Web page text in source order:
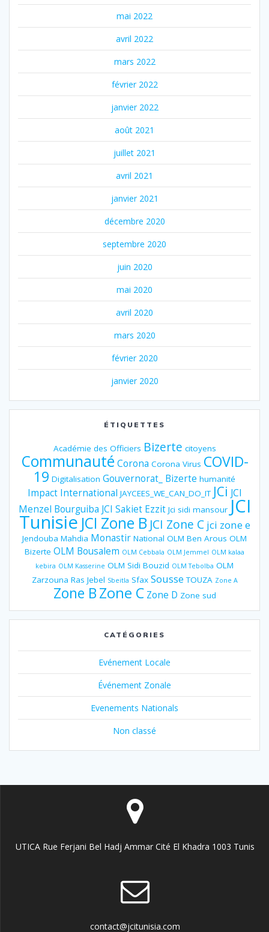
mai 2022
avril 2022
mars 2022
février 2022
janvier 2022
août 2021
juillet 2021
avril 2021
janvier 2021
décembre 2020
septembre 2020
juin 2020
mai 2020
avril 2020
mars 2020
février 2020
janvier 2020
ÉTIQUETTES
Académie des Officiers Bizerte citoyens
Communauté Corona Corona Virus COVID-
19 Digitalisation Gouvernorat_ Bizerte humanité
Impact International JAYCEES_WE_CAN_DO_IT JCi JCI
Menzel Bourguiba JCI Sakiet Ezzit Jci sidi mansour JCI
Tunisie JCI Zone B JCI Zone C jci zone e
Jendouba Mahdia Monastir National OLM Ben Arous OLM
Bizerte OLM Bousalem OLM Cebbala OLM Jemmel OLM kalaa
kebira OLM Kasserine OLM Sidi Bouzid OLM Tebolba OLM
Zarzouna Ras Jebel Sbeitla Sfax Sousse TOUZA Zone A
Zone BZone C Zone D Zone sud
CATÉGORIES
Evénement Locale
Événement Zonale
Evenements Nationals
Non classé
UTICA Rue Ferjani Bel Hadj Ammar Cité El Khadra 1003 Tunis
contact@jcitunisia.com